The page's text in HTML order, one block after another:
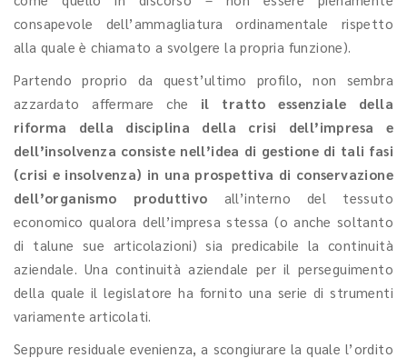
consapevole dell’ammagliatura ordinamentale rispetto
alla quale è chiamato a svolgere la propria funzione).
Partendo proprio da quest’ultimo profilo, non sembra
azzardato affermare che il tratto essenziale della
riforma della disciplina della crisi dell’impresa e
dell’insolvenza consiste nell’idea di gestione di tali fasi
(crisi e insolvenza) in una prospettiva di conservazione
dell’organismo produttivo all’interno del tessuto
economico qualora dell’impresa stessa (o anche soltanto
di talune sue articolazioni) sia predicabile la continuità
aziendale. Una continuità aziendale per il perseguimento
della quale il legislatore ha fornito una serie di strumenti
variamente articolati.
Seppure residuale evenienza, a scongiurare la quale l’ordito